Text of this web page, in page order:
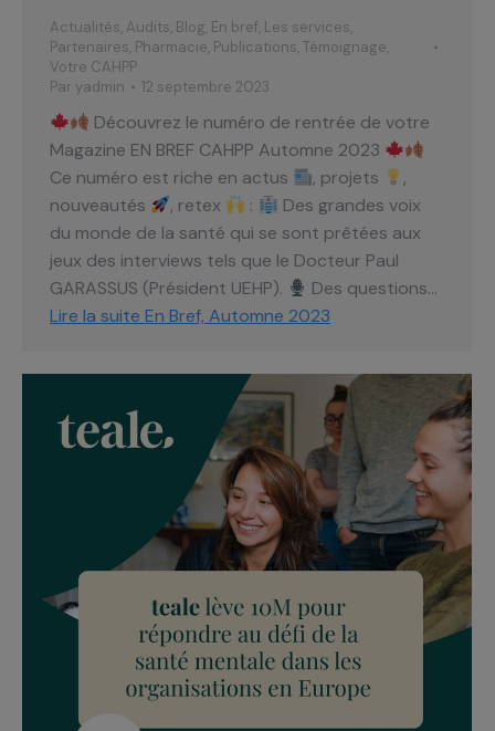
Actualités, Audits, Blog, En bref, Les services,
Partenaires, Pharmacie, Publications,Témoignage,
Votre CAHPP
Par yadmin 12 septembre 2023
Découvrez le numéro de rentrée de votre
Magazine EN BREF CAHPP Automne 2023
Ce numéro est riche en actus
, projets
,
nouveautés
, retex :
Des grandes voix
du monde de la santé qui se sont prêtées aux
jeux des interviews tels que le Docteur Paul
GARASSUS (Président UEHP).
Des questions…
Lire la suite En Bref, Automne 2023